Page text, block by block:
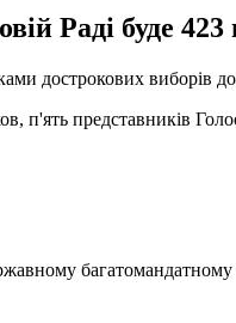
Раді буде
дострокових
представників